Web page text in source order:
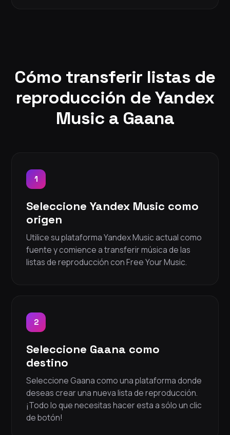
Cómo transferir listas de
reproducción de Yandex
Music a Gaana
1
Seleccione Yandex Music como
origen
Utilice su plataforma Yandex Music actual como
fuente y comience a transferir música de las
listas de reproducción con Free Your Music.
2
Seleccione Gaana como
destino
Seleccione Gaana como una plataforma donde
deseas crear una nueva lista de reproducción.
¡Todo lo que necesitas hacer esta a sólo un clic
de botón!